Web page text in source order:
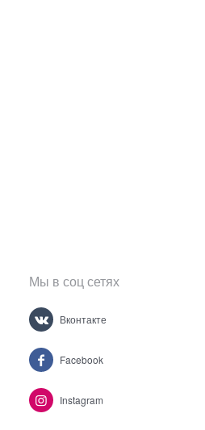
Мы в соц сетях
Вконтакте
Facebook
Instagram